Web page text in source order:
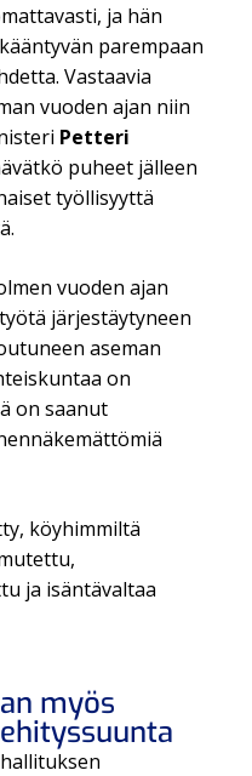
ja hän
parempaan
Vastaavia
vuoden ajan niin
Petteri
puheet jälleen
työllisyyttä
vuoden ajan
järjestäytyneen
aseman
on
on saanut
köyhimmiltä
ja isäntävaltaa
myös